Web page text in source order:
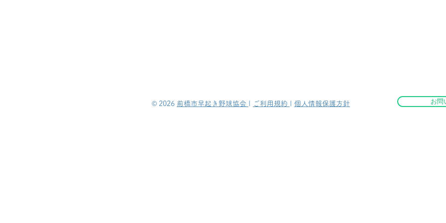
©︎ 2026 前橋市早起き野球協会 ご利用規約 個人情報保護方針 お問